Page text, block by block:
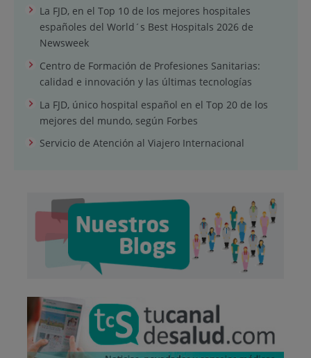
La FJD, en el Top 10 de los mejores hospitales
españoles del World´s Best Hospitals 2026 de
Newsweek
Centro de Formación de Profesiones Sanitarias:
calidad e innovación y las últimas tecnologías
La FJD, único hospital español en el Top 20 de los
mejores del mundo, según Forbes
Servicio de Atención al Viajero Internacional